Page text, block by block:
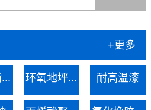
+更多
环氧地坪... 耐高温漆